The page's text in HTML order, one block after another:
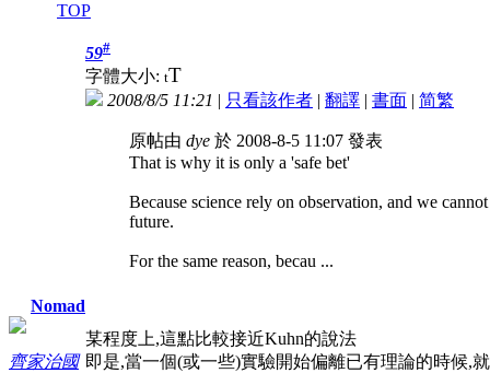
TOP
Nomad
齊家治國
59#
字體大小: tT
2008/8/5 11:21 | 只看該作者 | 翻譯 | 書面 | 简繁
原帖由 dye 於 2008-8-5 11:07 發表
That is why it is only a 'safe bet'
Because science rely on observation, and we
future.
For the same reason, becau ...
某程度上,這點比較接近Kuhn的說法
即是,當一個(或一些)實驗開始偏離已有理論的時候,